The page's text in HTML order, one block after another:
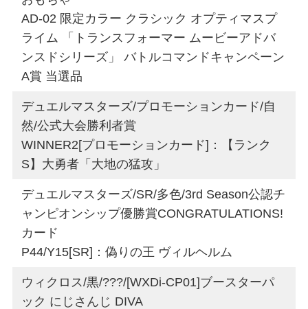
AD-02 限定カラー クラシック オプティマスプ
ライム 「トランスフォーマー ムービーアドバ
ンスドシリーズ」 バトルコマンドキャンペーン
A賞 当選品
デュエルマスターズ/プロモーションカード/自
然/公式大会勝利者賞
WINNER2[プロモーションカード]：【ランク
S】大勇者「大地の猛攻」
デュエルマスターズ/SR/多色/3rd Season公認チ
ャンピオンシップ優勝賞CONGRATULATIONS!
カード
P44/Y15[SR]：偽りの王 ヴィルヘルム
ウィクロス/黒/???/[WXDi-CP01]ブースターパ
ック にじさんじ DIVA